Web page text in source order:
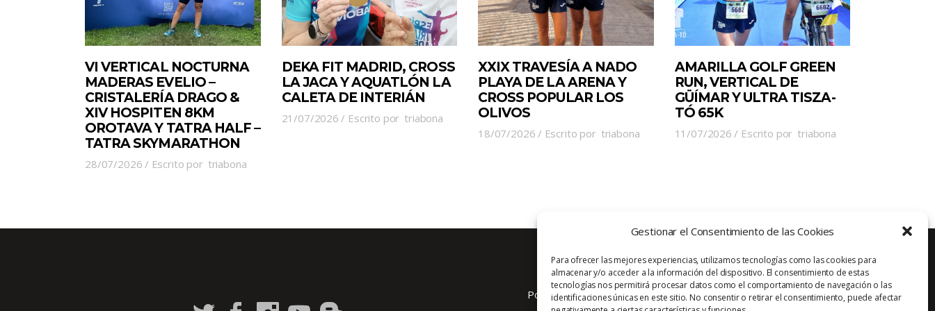
Gestionar el Consentimiento de las Cookies
Para ofrecer las mejores experiencias, utilizamos tecnologías como las cookies para
almacenar y/o acceder a la información del dispositivo. El consentimiento de estas
tecnologías nos permitirá procesar datos como el comportamiento de navegación o las
identificaciones únicas en este sitio. No consentir o retirar el consentimiento, puede afectar
VI VERTICAL NOCTURNA
MADERAS EVELIO –
CRISTALERÍA DRAGO &
XIV HOSPITEN 8KM
OROTAVA Y TATRA HALF –
TATRA SKYMARATHON
28/07/2026 Escrito por triabona
DEKA FIT MADRID, CROSS
LA JACA Y AQUATLÓN LA
CALETA DE INTERIÁN
21/07/2026 Escrito por triabona
XXIX TRAVESÍA A NADO
PLAYA DE LA ARENA Y
CROSS POPULAR LOS
OLIVOS
18/07/2026 Escrito por triabona
AMARILLA GOLF GREEN
RUN, VERTICAL DE
GÜÍMAR Y ULTRA TISZA-
TÓ 65K
11/07/2026 Escrito por triabona
Contacto
Política de Privacidad
Aviso Legal
Política de cookies